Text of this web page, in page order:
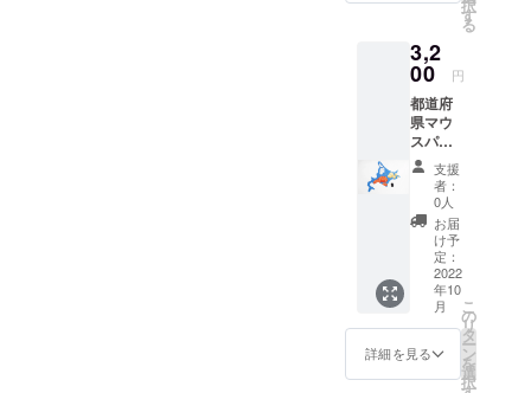
ます。
考欄に
県名を
指定し
てくだ
さ
い。
一般販
売時想
定価格
（税
込）※販
売未
定
1,980円
（本体
価格
1,650円
択
す
る
3,2
00 円
都道府
県マウ
スパッ
ド（北
海道又
は沖
縄）１
個をお
送りし
ます。
※北海道
か沖縄
かは指
定でき
ま
す。
支援
者：
0人
お届
け予
定：
2022
年10
月
詳細を見る
こ
の
リ
タ
ー
ン
を
選
択